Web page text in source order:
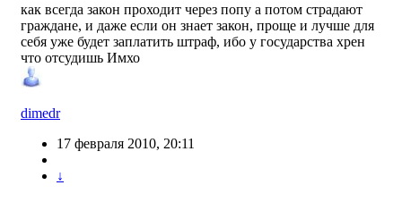
как всегда закон проходит через попу а потом страдают
граждане, и даже если он знает закон, проще и лучше для
себя уже будет заплатить штраф, ибо у государства хрен
что отсудишь Имхо
dimedr
17 февраля 2010, 20:11
↓